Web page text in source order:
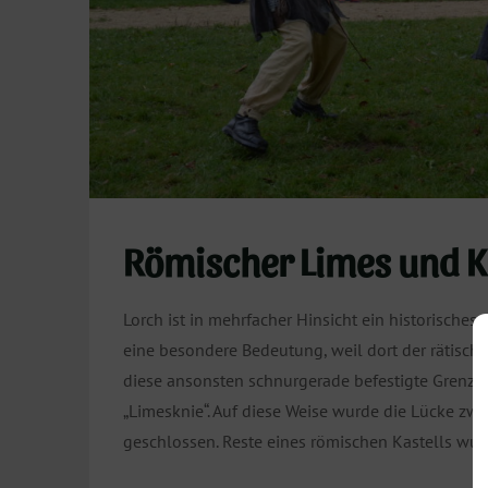
Römischer Limes und
Lorch ist in mehrfacher Hinsicht ein historisches
eine besondere Bedeutung, weil dort der
diese ansonsten schnurgerade befestigte
„Limesknie“. Auf diese Weise wurde die Lücke
geschlossen. Reste eines römischen Kastells